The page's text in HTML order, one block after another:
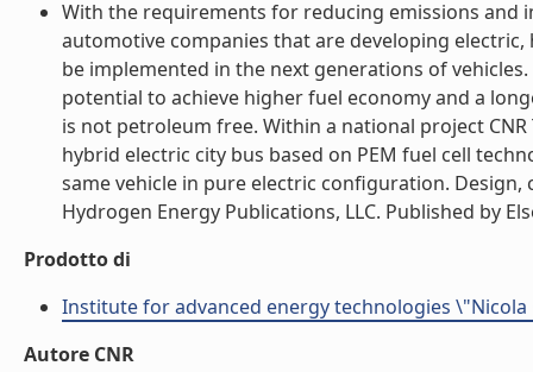
With the requirements for reducing emissions and
automotive companies that are developing
be implemented in the next generations of
potential to achieve higher fuel economy and a
is not petroleum free. Within a national project
hybrid electric city bus based on PEM fuel cell
same vehicle in pure electric configuration.
Hydrogen Energy Publications, LLC. Published by
Prodotto di
Institute for advanced energy technologies \"Nicola
Autore CNR